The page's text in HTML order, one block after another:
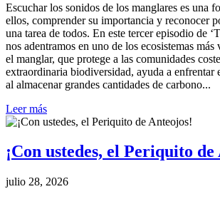
Escuchar los sonidos de los manglares es una
ellos, comprender su importancia y reconocer
una tarea de todos. En este tercer episodio de
nos adentramos en uno de los ecosistemas más
el manglar, que protege a las comunidades
extraordinaria biodiversidad, ayuda a enfrentar
al almacenar grandes cantidades de carbono...
Leer más
¡Con ustedes, el Periquito
julio 28, 2026